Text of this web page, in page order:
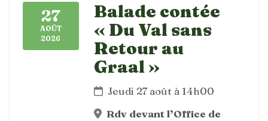
27
AOÛT
2026
Balade contée
« Du Val sans
Retour au
Graal »
Jeudi 27 août à 14h00
Rdv devant l’Office de